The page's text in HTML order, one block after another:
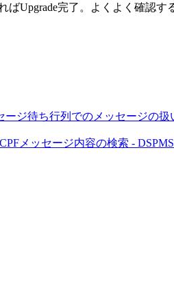
ばUpgrade完了。よくよく確認す
ージ待ち行列でのメッセージの扱
メッセージ内容の検索 -